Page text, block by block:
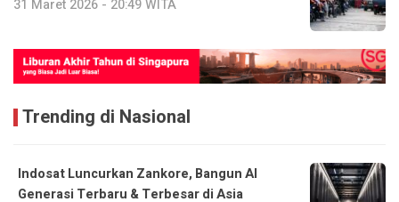
31 Maret 2026 - 20:49 WITA
Trending di Nasional
Indosat Luncurkan Zankore, Bangun AI
Generasi Terbaru & Terbesar di Asia